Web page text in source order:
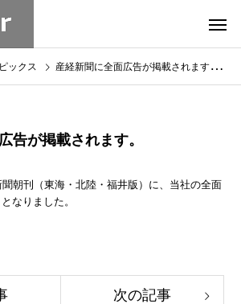
ックス 産経新聞に全面広告が掲載されます。
告が掲載されます。
朝刊（東海・北陸・福井版）に、当社の全面
なりました。
次の記事